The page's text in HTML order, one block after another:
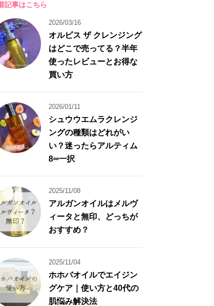
記事はこちら
2026/03/16
オルビス ザ クレンジング
はどこで売ってる？半年
使ったレビューとお得な
買い方
2026/01/11
シュウウエムラクレンジ
ングの種類はどれがい
い？迷ったらアルティム
8∞一択
2025/11/08
アルガンオイルはメルヴ
ィータと無印、どっちが
おすすめ？
2025/11/04
ホホバオイルでエイジン
グケア｜使い方と40代の
肌悩み解決法